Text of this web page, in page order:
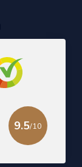
9.5/10